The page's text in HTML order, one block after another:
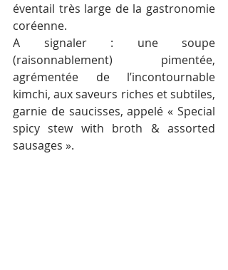
éventail très large de la gastronomie
coréenne.
A signaler : une soupe
(raisonnablement) pimentée,
agrémentée de l’incontournable
kimchi, aux saveurs riches et subtiles,
garnie de saucisses, appelé « Special
spicy stew with broth & assorted
sausages ».